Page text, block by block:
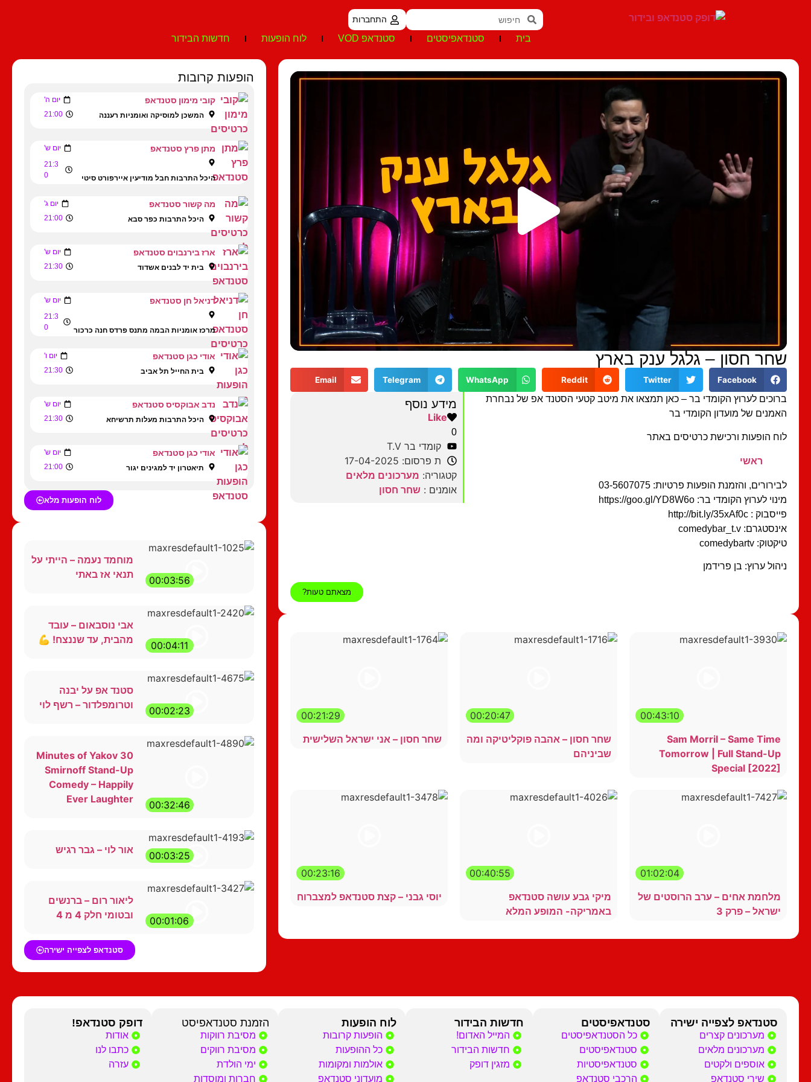
התחברות
בית סטנדאפיסטים סטנדאפ VOD לוח הופעות חדשות הבידור
שחר חסון – גלגל ענק בארץ
Facebook
Twitter
Reddit
WhatsApp
Telegram
Email
ברוכים לערוץ הקומדי בר – כאן תמצאו את מיטב קטעי הסטנד אפ של נבחרת
האמנים של מועדון הקומדי בר
לוח הופעות ורכישת כרטיסים באתר
ראשי
לבירורים, והזמנת הופעות פרטיות: 03-5607075
מינוי לערוץ הקומדי בר: https://goo.gl/YD8W6o
פייסבוק : http://bit.ly/35xAf0c
אינסטגרם: comedybar_t.v
טיקטוק: comedybartv
ניהול ערוץ: בן פרידמן
מידע נוסף
Like
0
קומדי בר T.V
ת פרסום: 17-04-2025
קטגוריה: מערכונים מלאים
אומנים : שחר חסון
מצאתם טעות?
00:43:10
Sam Morril – Same Time
Tomorrow | Full Stand-Up
Special [2022]
00:20:47
שחר חסון – אהבה פוקליטיקה ומה
שביניהם
00:21:29
שחר חסון – אני ישראל השלישית
01:02:04
מלחמת אחים – ערב הרוסטים של
ישראל – פרק 3
00:40:55
מיקי גבע עושה סטנדאפ
באמריקה- המופע המלא
00:23:16
יוסי גבני – קצת סטנדאפ למצברוח
הופעות קרובות
קובי מימון סטנדאפ יום ה'
המשכן למוסיקה ואומניות רעננה 21:00
מתן פרץ סטנדאפ יום ש'
היכל התרבות חבל מודיעין איירפורט סיטי
21:3
0
מה קשור סטנדאפ יום ג'
היכל התרבות כפר סבא 21:00
ארז בירנבוים סטנדאפ יום ש'
בית יד לבנים אשדוד 21:30
דניאל חן סטנדאפ יום ש'
מרכז אומניות הבמה מתנס פרדס חנה כרכור
21:3
0
אודי כגן סטנדאפ יום ו'
בית החייל תל אביב 21:30
נדב אבוקסיס סטנדאפ יום ש'
היכל התרבות מעלות תרשיחא 21:30
אודי כגן סטנדאפ יום ש'
תיאטרון יד למגינים יגור 21:00
לוח הופעות מלא
00:03:56
מוחמד נעמה – הייתי על
תנאי אז באתי
00:04:11
אבי נוסבאום – עובד
מהבית, עד שננצח! 💪
00:02:23
סטנד אפ על יבנה
וטרומפלדור – רשף לוי
00:32:46
30 Minutes of Yakov
Smirnoff Stand-Up
Comedy – Happily
Ever Laughter
00:03:25 אור לוי – גבר רגיש
00:01:06
ליאור רום – ברנשים
ובטומי חלק 4 מ 4
סטנדאפ לצפייה ישירה
סטנדאפ לצפייה ישירה
מערכונים קצרים
מערכונים מלאים
אוספים ולקטים
שירי סטנדאפ
סטנדאפיסטים
כל הסטנדאפיסטים
סטנדאפיסטים
סטנדאפיסטיות
הרכבי סטנדאפ
חדשות הבידור
המייל האדום!
חדשות הבידור
מזגין דופק
לוח הופעות
הופעות קרובות
כל ההופעות
אולמות ומקומות
מועדוני סטנדאפ
הזמנת סטנדאפיסט
מסיבת רווקות
מסיבת רווקים
ימי הולדת
חברות ומוסדות
דופק סטנדאפ!
אודות
כתבו לנו
עזרה